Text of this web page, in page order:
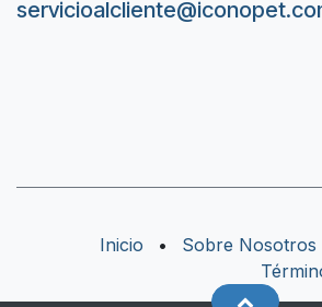
Inicio • Sobre Nosotros